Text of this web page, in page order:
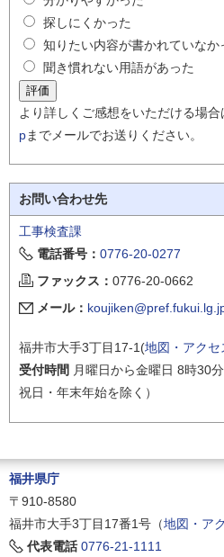
探しにくかった
知りたい内容が書かれていなか
聞き慣れない用語があった
より詳しくご感想をいただける場合
pまでメールでお送りください。
お問い合わせ先
工事検査課
電話番号： 0776-20-0277
ファックス： 0776-20-0662
メール：
福井市大手3丁目17-1(地図・アクセ
受付時間 月曜日から金曜日 8時30
祝日・年末年始を除く）
福井県庁
〒910-8580
福井市大手3丁目17番1号（地図・ア
代表電話 0776-21-1111